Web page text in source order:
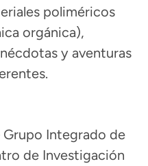
poliméricos
orgánica),
y aventuras
Grupo Integrado de
de Investigación